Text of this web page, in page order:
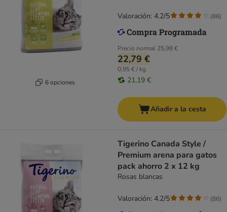
6 opciones
Precio normal 25,98 €
22,79 €
0,95 € / kg
21,19 €
Valoración: 4.2/5 (86)
Añadir a la cesta
Tigerino Canada Style /
Premium arena para gatos
pack ahorro 2 x 12 kg
Rosas blancas
Valoración: 4.2/5 (86)